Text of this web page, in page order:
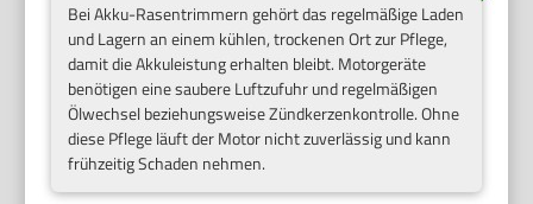
Bei Akku-Rasentrimmern gehört das regelmäßige Laden
und Lagern an einem kühlen, trockenen Ort zur Pflege,
damit die Akkuleistung erhalten bleibt. Motorgeräte
benötigen eine saubere Luftzufuhr und regelmäßigen
Ölwechsel beziehungsweise Zündkerzenkontrolle. Ohne
diese Pflege läuft der Motor nicht zuverlässig und kann
frühzeitig Schaden nehmen.